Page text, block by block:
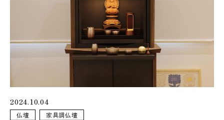
073-425-5555
9:00 - 18:00
2024.10.04
仏壇 家具調仏壇